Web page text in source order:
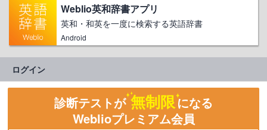
Weblio英和辞書アプリ
英和・和英を一度に検索する英語辞書
Android
ログイン
診断テストが 無制限になる
Weblioプレミアム会員